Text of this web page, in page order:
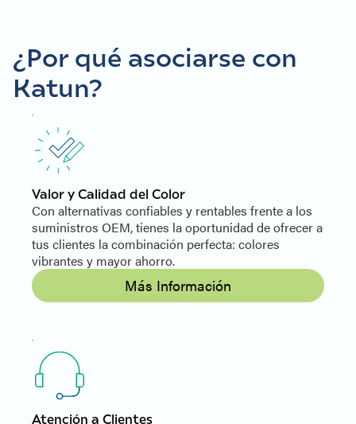
¿Por qué asociarse con
Katun?
Valor y Calidad del Color
Con alternativas confiables y rentables frente a los
suministros OEM, tienes la oportunidad de ofrecer a
tus clientes la combinación perfecta: colores
vibrantes y mayor ahorro.
Más Información
Atención a Clientes